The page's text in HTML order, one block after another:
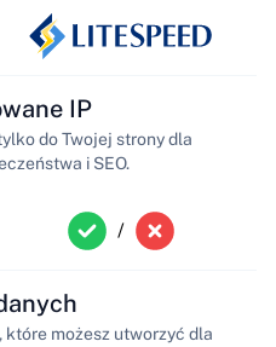
IP
do Twojej strony dla
i SEO.
/
które możesz utworzyć dla